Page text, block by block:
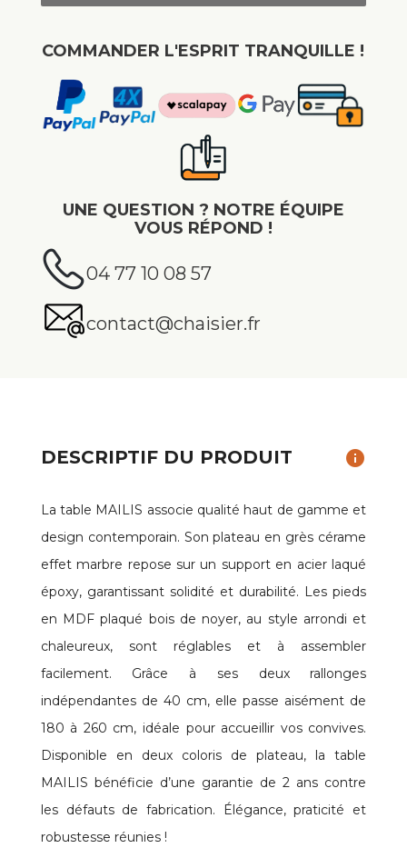
COMMANDER L'ESPRIT TRANQUILLE !
UNE QUESTION ? NOTRE ÉQUIPE
VOUS RÉPOND !
04 77 10 08 57
contact@chaisier.fr
DESCRIPTIF DU PRODUIT info
La table MAILIS associe qualité haut de gamme et
design contemporain. Son plateau en grès cérame
effet marbre repose sur un support en acier laqué
époxy, garantissant solidité et durabilité. Les pieds
en MDF plaqué bois de noyer, au style arrondi et
chaleureux, sont réglables et à assembler
facilement. Grâce à ses deux rallonges
indépendantes de 40 cm, elle passe aisément de
180 à 260 cm, idéale pour accueillir vos convives.
Disponible en deux coloris de plateau, la table
MAILIS bénéficie d’une garantie de 2 ans contre
les défauts de fabrication. Élégance, praticité et
robustesse réunies !